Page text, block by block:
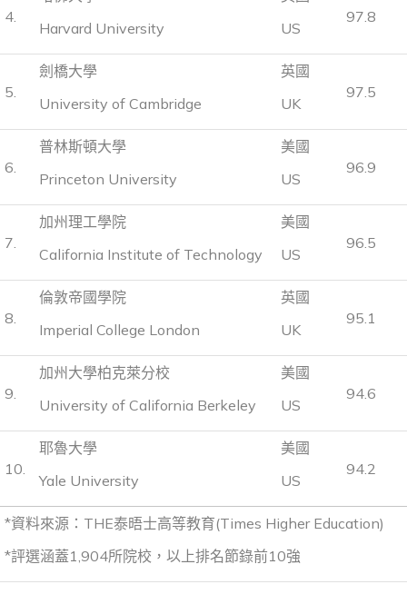
4.
Harvard University
US
97.8
5.
劍橋大學
University of Cambridge
英國
UK
97.5
6.
普林斯頓大學
Princeton University
美國
US
96.9
7.
加州理工學院
California Institute of Technology
美國
US
96.5
8.
倫敦帝國學院
Imperial College London
英國
UK
95.1
9.
加州大學柏克萊分校
University of California Berkeley
美國
US
94.6
10.
耶魯大學
Yale University
美國
US
94.2
*資料來源：THE泰晤士高等教育(Times Higher Education)
*評選涵蓋1,904所院校，以上排名節錄前10強